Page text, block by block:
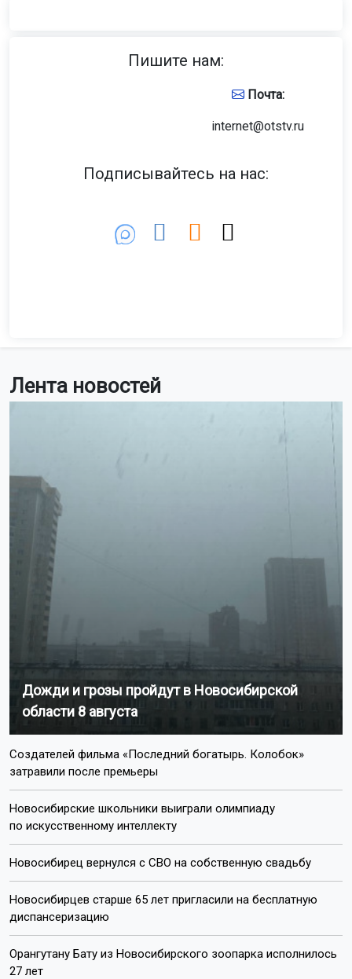
Лента новостей
Дожди и грозы пройдут в Новосибирской
области 8 августа
Создателей фильма «Последний богатырь. Колобок»
затравили после премьеры
Новосибирские школьники выиграли олимпиаду
по искусственному интеллекту
Новосибирец вернулся с СВО на собственную свадьбу
Новосибирцев старше 65 лет пригласили на бесплатную
диспансеризацию
Орангутану Бату из Новосибирского зоопарка исполнилось
27 лет
Пишите нам:
Почта:
internet@otstv.ru
Подписывайтесь на нас: